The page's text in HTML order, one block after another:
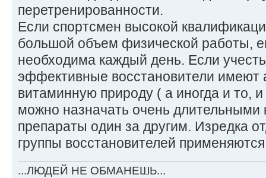
перетренированности.
Если спортсмен высокой
большой объем физической работы,
необходима каждый день. Если
эффективные восстановители имеют
витаминную природу ( а иногда и то,
можно назначать очень длительными
препараты один за другим. Изредка
группы восстановителей
...ЛЮДЕЙ НЕ ОБМАНЕШЬ...